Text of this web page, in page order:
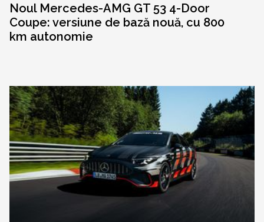
Noul Mercedes-AMG GT 53 4-Door
Coupe: versiune de bază nouă, cu 800
km autonomie